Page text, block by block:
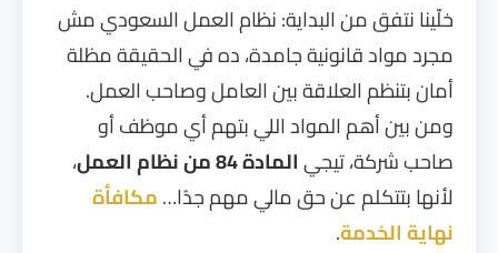
خلّينا نتفق من البداية: نظام العمل السعودي مش
مجرد مواد قانونية جامدة، ده في الحقيقة مظلة
أمان بتنظم العلاقة بين العامل وصاحب العمل.
ومن بين أهم المواد اللي بتهم أي موظف أو
صاحب شركة، تيجيالمادة 84 من نظام العمل
،
لأنها بتتكلم عن حق مالي مهم جدًا…مكافأة
نهاية الخدمة.